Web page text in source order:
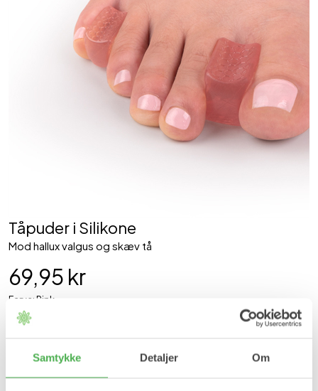
Samtykke Detaljer Om
Tåpuder i Silikone
Mod hallux valgus og skæv tå
69,95 kr
Farve: Pink